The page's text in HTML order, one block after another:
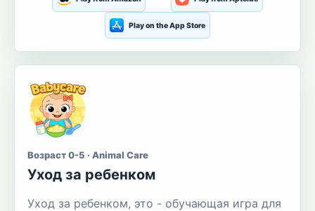
Play on the App Store
Возраст 0-5 · Animal Care
Уход за ребенком
Уход за ребенком, это - обучающая игра для